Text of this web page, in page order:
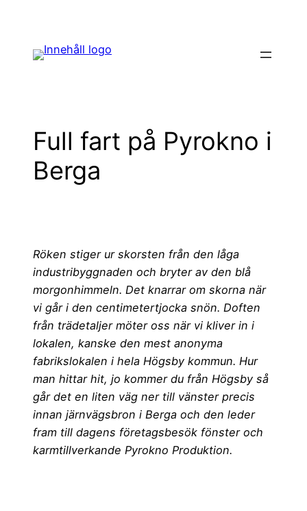
innehåll
Full fart på Pyrokno i
Berga
Röken stiger ur skorsten från den låga
industribyggnaden och bryter av den blå
morgonhimmeln. Det knarrar om skorna när
vi går i den centimetertjocka snön. Doften
från trädetaljer möter oss när vi kliver in i
lokalen, kanske den mest anonyma
fabrikslokalen i hela Högsby kommun. Hur
man hittar hit, jo kommer du från Högsby så
går det en liten väg ner till vänster precis
innan järnvägsbron i Berga och den leder
fram till dagens företagsbesök fönster och
karmtillverkande Pyrokno Produktion.